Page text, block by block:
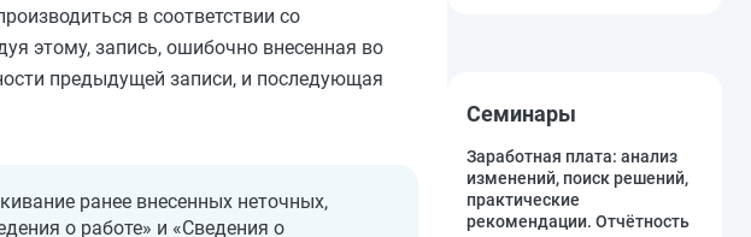
в соответствии со
этому, запись, ошибочно внесенная во
предыдущей записи, и последующая
ранее внесенных неточных,
о работе» и «Сведения о
Семинары
Заработная плата: анализ
изменений, поиск решений,
практические
рекомендации. Отчётность